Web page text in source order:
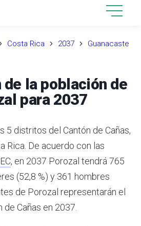
Costa Rica 2037
Guanacaste
la población de
para 2037
5 distritos del Cantón de Cañas,
Rica. De acuerdo con las
, en 2037 Porozal tendrá 765
(52,8 %) y 361 hombres
de Porozal representarán el
Cañas en 2037.